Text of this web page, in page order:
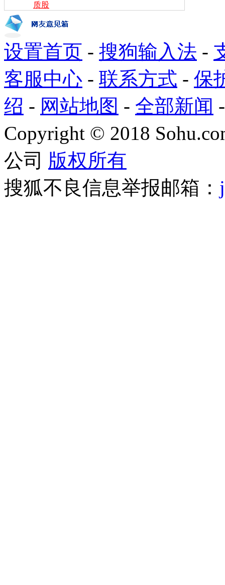
质股
设置首页 - 搜狗输入法 -
客服中心 - 联系方式 - 保
绍 - 网站地图 - 全部新闻
Copyright © 2018
公司 版权所有
搜狐不良信息举报邮箱：